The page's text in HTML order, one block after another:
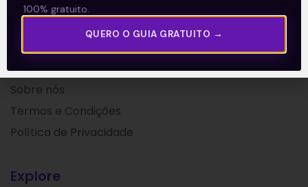
A Levante
Sobre nós
Termos e Condições
Política de Privacidade
Explore
100% gratuito.
QUERO O GUIA GRATUITO →